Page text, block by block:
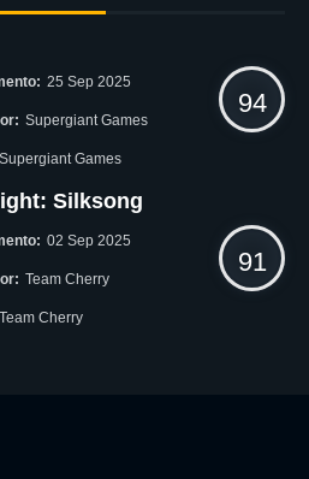
25 Sep 2025
Supergiant Games
Supergiant Games
94
Silksong
02 Sep 2025
Team Cherry
Team Cherry
91